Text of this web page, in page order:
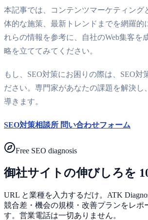
本記事では、コンテンツマーケティング
体的な施策、最新トレンドまでを網羅的
れらの情報を参考に、自社のWeb集客を
略を立ててみてください。
もし、SEO対策にお困りの際は、SEO対
ださい。専門家があなたの課題を解決し
導きます。
SEO対策相談所 問い合わせフォーム
Free SEO diagnosis
御社サイトの伸びしろを
URL と業種を入力するだけ。ATK
競合差・機会の規模・改善プランをレポ
す。営業電話は一切ありません。